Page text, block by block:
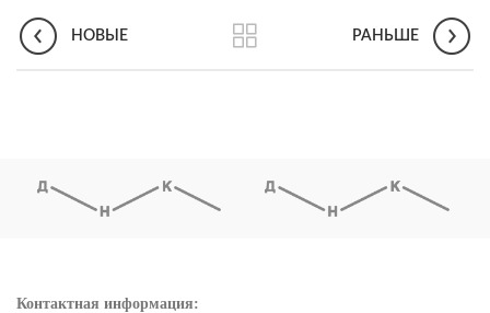
НОВЫЕ РАНЬШЕ
Контактная информация: